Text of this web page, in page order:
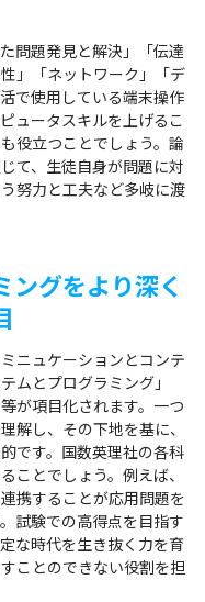
問題発見と解決」「伝達
」「ネットワーク」「デ
で使用している端末操作
ュータスキルを上げるこ
役立つことでしょう。論
て、生徒自身が問題に対
努力と工夫など多岐に渡
ングをより深く
ニュケーションとコンテ
ムとプログラミング」
が項目化されます。一つ
解し、その下地を基に、
です。国数英理社の各科
ことでしょう。例えば、
携することが応用問題を
試験での高得点を目指す
な時代を生き抜く力を育
ことのできない役割を担